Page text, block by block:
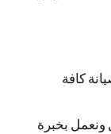
كافة
ونعمل بخبرة